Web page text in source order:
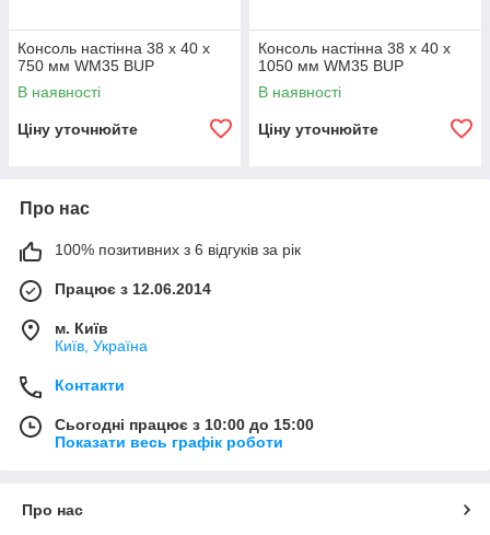
Консоль настінна 38 х 40 х
750 мм WM35 BUP
В наявності
Ціну уточнюйте
Консоль настінна 38 х 40 х
1050 мм WM35 BUP
В наявності
Ціну уточнюйте
Про нас
100% позитивних з 6 відгуків за рік
Працює з 12.06.2014
м. Київ
Київ, Україна
Контакти
Сьогодні працює з 10:00 до 15:00
Показати весь графік роботи
Про нас